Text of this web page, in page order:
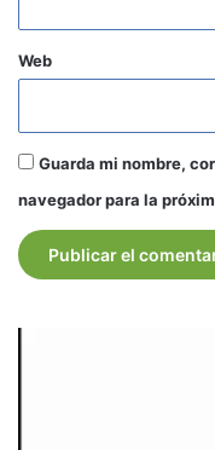
Web
Guarda mi nombre,
navegador para la